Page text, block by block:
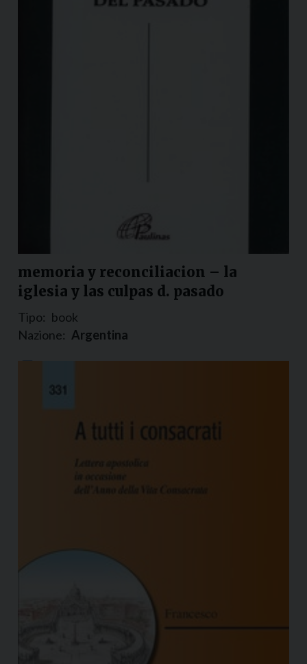
memoria y reconciliacion – la
iglesia y las culpas d. pasado
Tipo: book
Nazione: Argentina